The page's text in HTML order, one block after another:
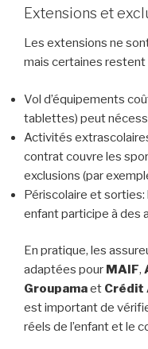
Extensions et
Les extensions ne
mais certaines
Vol d’équipements
tablettes) peut
Activités
contrat couvre les
exclusions (par
Périscolaire et
enfant participe à des
En pratique, les
adaptées pour MAIF,
Groupamaet Crédit
est important de
réels de l’enfant et le